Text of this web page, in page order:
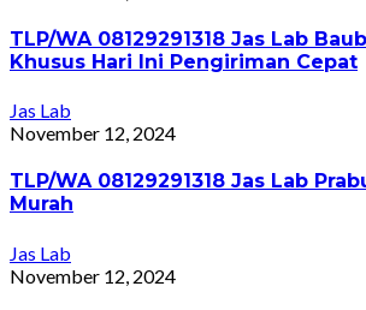
TLP/WA 08129291318 Jas Lab
Khusus Hari Ini Pengiriman Cepat
Jas Lab
November 12, 2024
TLP/WA 08129291318 Jas Lab
Murah
Jas Lab
November 12, 2024